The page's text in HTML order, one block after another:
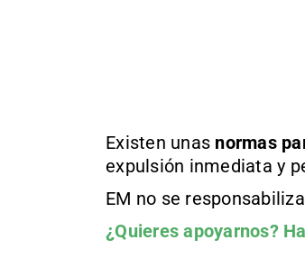
Existen unas normas
expulsión inmediata y
EM no se
¿Quieres apoyarnos?